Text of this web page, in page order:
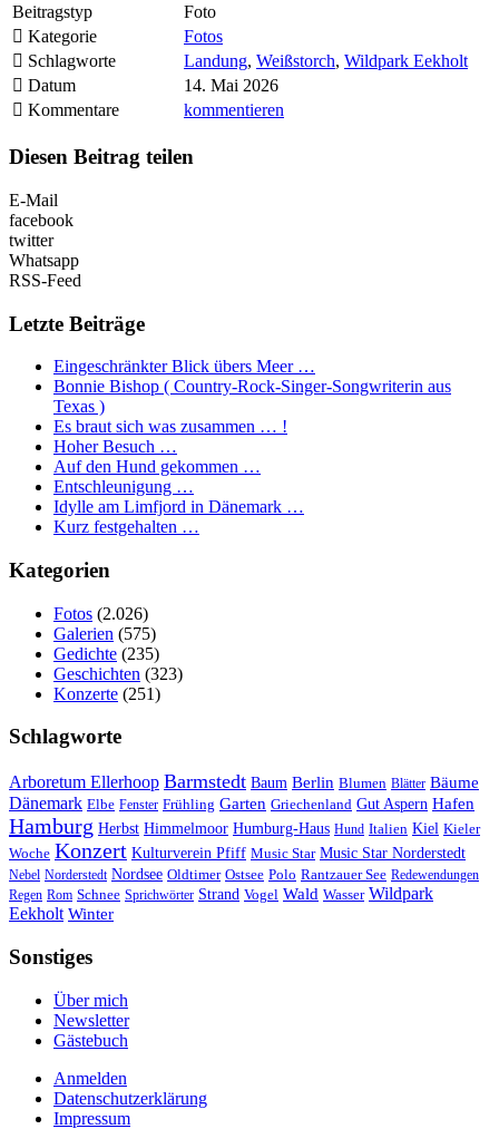
Beitragstyp
Foto
Kategorie
Fotos
Schlagworte
Landung, Weißstorch, Wildpark Eekholt
Datum
14. Mai 2026
Kommentare
kommentieren
Diesen Beitrag teilen
E-Mail
facebook
twitter
Whatsapp
RSS-Feed
Letzte Beiträge
Eingeschränkter Blick übers Meer …
Bonnie Bishop ( Country-Rock-Singer-Songwriterin aus
Texas )
Es braut sich was zusammen … !
Hoher Besuch …
Auf den Hund gekommen …
Entschleunigung …
Idylle am Limfjord in Dänemark …
Kurz festgehalten …
Kategorien
Fotos (2.026)
Galerien (575)
Gedichte (235)
Geschichten (323)
Konzerte (251)
Schlagworte
Arboretum Ellerhoop Barmstedt Baum Berlin Blumen Blätter Bäume
Dänemark Elbe Fenster Frühling Garten Griechenland Gut Aspern Hafen
Hamburg Herbst Himmelmoor Humburg-Haus Hund Italien Kiel Kieler
Woche Konzert Kulturverein Pfiff Music Star Music Star Norderstedt
Nebel Norderstedt Nordsee Oldtimer Ostsee Polo Rantzauer See Redewendungen
Regen Rom Schnee Sprichwörter Strand Vogel Wald Wasser Wildpark
Eekholt Winter
Sonstiges
Über mich
Newsletter
Gästebuch
Anmelden
Datenschutzerklärung
Impressum